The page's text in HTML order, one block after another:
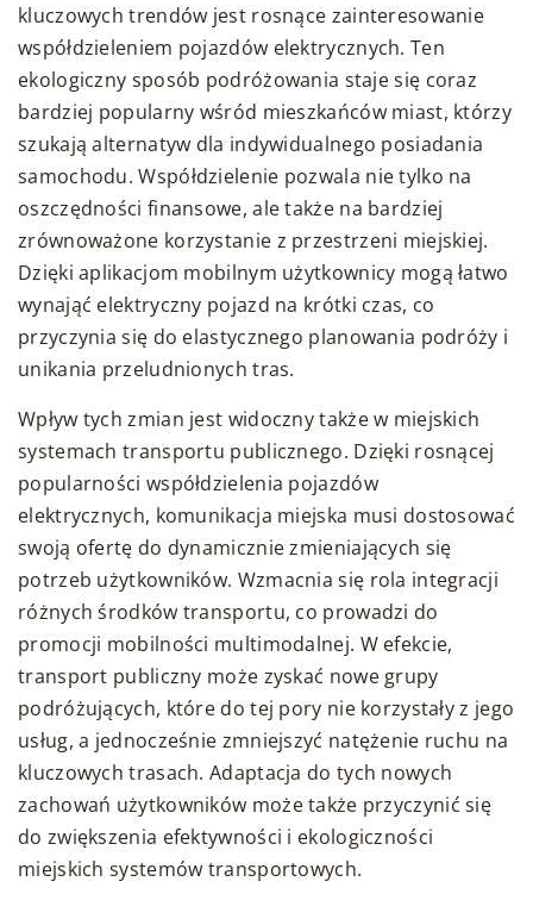
kluczowych trendów jest rosnące zainteresowanie
współdzieleniem pojazdów elektrycznych. Ten
ekologiczny sposób podróżowania staje się coraz
bardziej popularny wśród mieszkańców miast, którzy
szukają alternatyw dla indywidualnego posiadania
samochodu. Współdzielenie pozwala nie tylko na
oszczędności finansowe, ale także na bardziej
zrównoważone korzystanie z przestrzeni miejskiej.
Dzięki aplikacjom mobilnym użytkownicy mogą łatwo
wynająć elektryczny pojazd na krótki czas, co
przyczynia się do elastycznego planowania podróży i
unikania przeludnionych tras.
Wpływ tych zmian jest widoczny także w miejskich
systemach transportu publicznego. Dzięki rosnącej
popularności współdzielenia pojazdów
elektrycznych, komunikacja miejska musi dostosować
swoją ofertę do dynamicznie zmieniających się
potrzeb użytkowników. Wzmacnia się rola integracji
różnych środków transportu, co prowadzi do
promocji mobilności multimodalnej. W efekcie,
transport publiczny może zyskać nowe grupy
podróżujących, które do tej pory nie korzystały z jego
usług, a jednocześnie zmniejszyć natężenie ruchu na
kluczowych trasach. Adaptacja do tych nowych
zachowań użytkowników może także przyczynić się
do zwiększenia efektywności i ekologiczności
miejskich systemów transportowych.